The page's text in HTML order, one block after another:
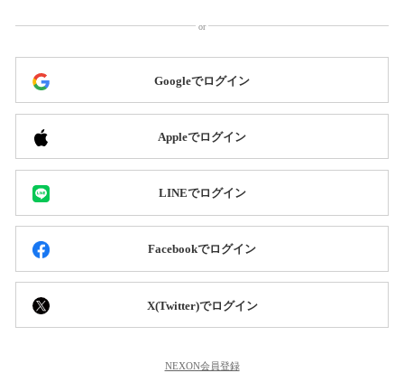
Googleでログイン
Appleでログイン
LINEでログイン
Facebookでログイン
X(Twitter)でログイン
NEXON会員登録